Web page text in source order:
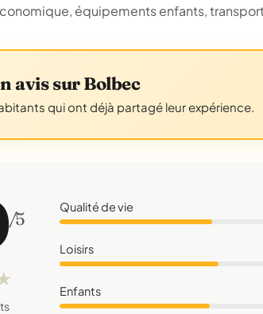
équipements enfants,
avis sur Bolbec
qui ont déjà partagé leur expérience.
/5
Qualité de vie
Loisirs
Enfants